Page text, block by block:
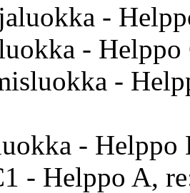
-
-
-
- Helppo
- Helppo A,